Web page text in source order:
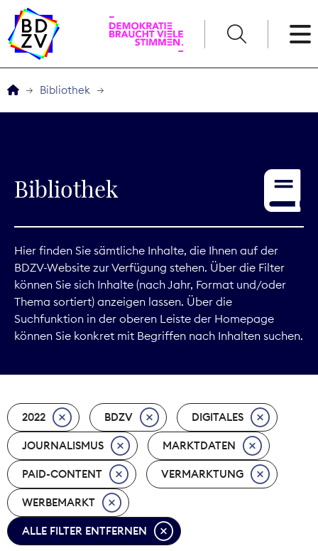
Service
Digitales
Kommunikation
Marktdaten
Nachhaltigkeit
Nachwuchs
Nova Award
Pressefreiheit
Bibliothek
Bibliothek
Hier finden Sie sämtliche Inhalte, die Ihnen auf der
BDZV-Website zur Verfügung stehen. Über die Filter
können Sie sich Inhalte (nach Jahr, Format und/oder
Thema sortiert) anzeigen lassen. Über die
Suchfunktion in der oberen Leiste der Homepage
können Sie konkret mit Begriffen nach Inhalten suchen.
2022 BDZV DIGITALES
JOURNALISMUS MARKTDATEN
PAID-CONTENT VERMARKTUNG
WERBEMARKT
ALLE FILTER ENTFERNEN